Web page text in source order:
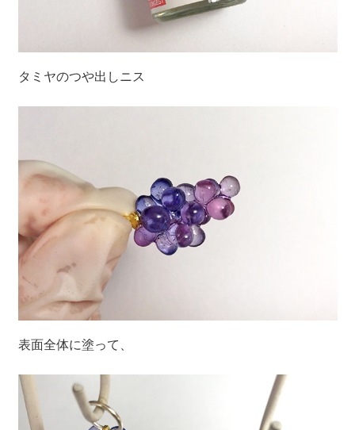
タミヤのつや出しニス
表面全体に塗って、